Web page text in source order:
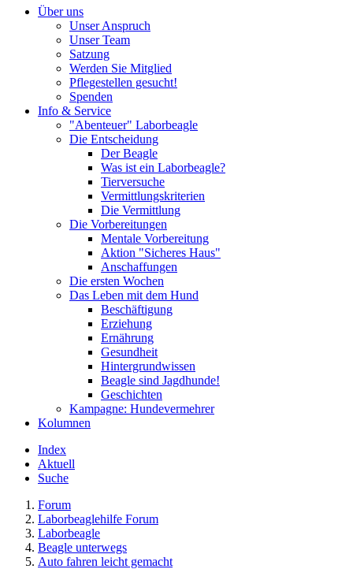
Über uns
Unser Anspruch
Unser Team
Satzung
Werden Sie Mitglied
Pflegestellen gesucht!
Spenden
Info & Service
"Abenteuer" Laborbeagle
Die Entscheidung
Der Beagle
Was ist ein Laborbeagle?
Tierversuche
Vermittlungskriterien
Die Vermittlung
Die Vorbereitungen
Mentale Vorbereitung
Aktion "Sicheres Haus"
Anschaffungen
Die ersten Wochen
Das Leben mit dem Hund
Beschäftigung
Erziehung
Ernährung
Gesundheit
Hintergrundwissen
Beagle sind Jagdhunde!
Geschichten
Kampagne: Hundevermehrer
Kolumnen
Index
Aktuell
Suche
Forum
Laborbeaglehilfe Forum
Laborbeagle
Beagle unterwegs
Auto fahren leicht gemacht